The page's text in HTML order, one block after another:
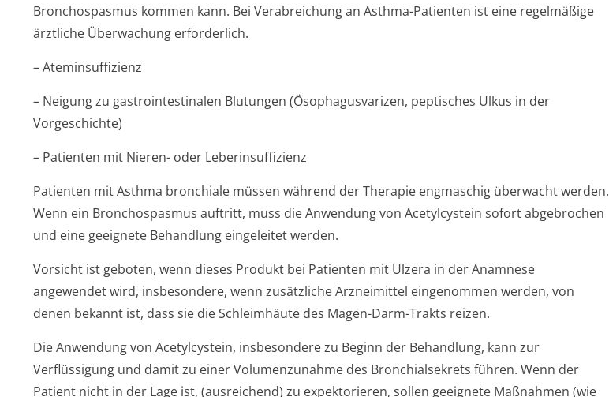
Bronchospasmus kommen kann. Bei Verabreichung an Asthma-Patienten ist eine regelmäßige
ärztliche Überwachung erforderlich.
– Ateminsuffizienz
– Neigung zu gastrointestinalen Blutungen (Ösophagusvarizen, peptisches Ulkus in der
Vorgeschichte)
– Patienten mit Nieren- oder Leberinsuffizienz
Patienten mit Asthma bronchiale müssen während der Therapie engmaschig überwacht werden.
Wenn ein Bronchospasmus auftritt, muss die Anwendung von Acetylcystein sofort abgebrochen
und eine geeignete Behandlung eingeleitet werden.
Vorsicht ist geboten, wenn dieses Produkt bei Patienten mit Ulzera in der Anamnese
angewendet wird, insbesondere, wenn zusätzliche Arzneimittel eingenommen werden, von
denen bekannt ist, dass sie die Schleimhäute des Magen-Darm-Trakts reizen.
Die Anwendung von Acetylcystein, insbesondere zu Beginn der Behandlung, kann zur
Verflüssigung und damit zu einer Volumenzunahme des Bronchialsekrets führen. Wenn der
Patient nicht in der Lage ist, (ausreichend) zu expektorieren, sollen geeignete Maßnahmen (wie